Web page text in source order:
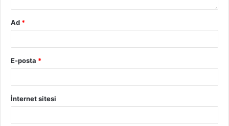
Ad *
E-posta *
İnternet sitesi